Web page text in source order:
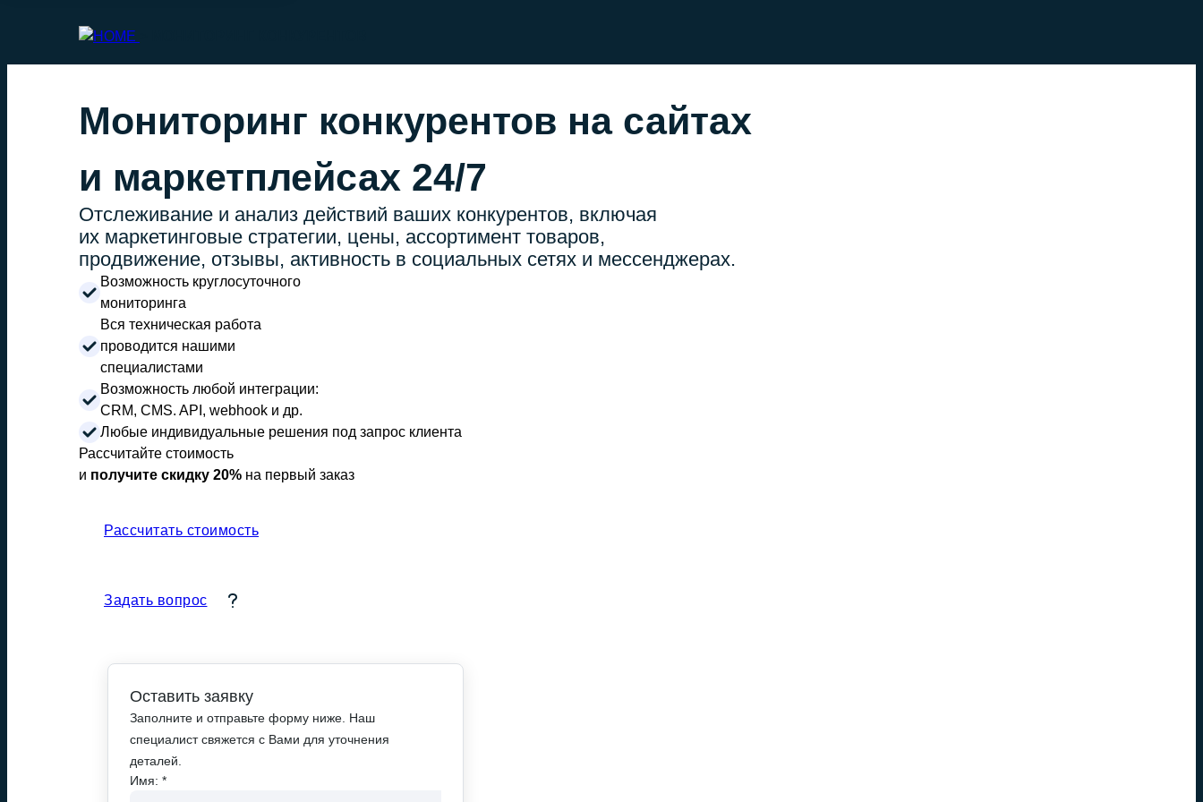
Мониторинг конкурентов на сайтах
и маркетплейсах 24/7
Отслеживание и анализ действий ваших конкурентов, включая
их маркетинговые стратегии, цены, ассортимент товаров,
продвижение, отзывы, активность в социальных сетях и мессенджерах.
Возможность круглосуточного
мониторинга
Вся техническая работа
проводится нашими
специалистами
Возможность любой интеграции:
CRM, CMS. API, webhook и др.
Любые индивидуальные решения под запрос клиента
Рассчитайте стоимость
и получите скидку 20% на первый заказ
Рассчитать стоимость
Задать вопрос
Оставить заявку
Заполните и отправьте форму ниже. Наш
специалист свяжется с Вами для уточнения
деталей.
Имя: *